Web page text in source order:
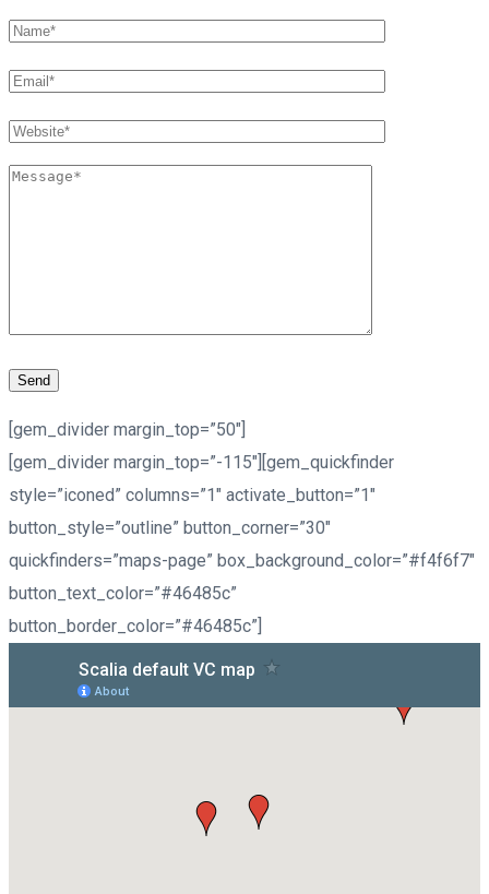
[gem_divider margin_top=”50″]
[gem_divider margin_top=”-115″][gem_quickfinder
style=”iconed” columns=”1″ activate_button=”1″
button_style=”outline” button_corner=”30″
quickfinders=”maps-page” box_background_color=”#f4f6f7″
button_text_color=”#46485c”
button_border_color=”#46485c”]